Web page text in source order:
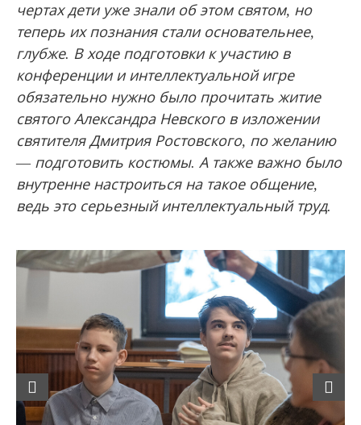
чертах дети уже знали об этом святом, но
теперь их познания стали основательнее,
глубже. В ходе подготовки к участию в
конференции и интеллектуальной игре
обязательно нужно было прочитать житие
святого Александра Невского в изложении
святителя Дмитрия Ростовского, по желанию
— подготовить костюмы. А также важно было
внутренне настроиться на такое общение,
ведь это серьезный интеллектуальный труд.
Previous Next